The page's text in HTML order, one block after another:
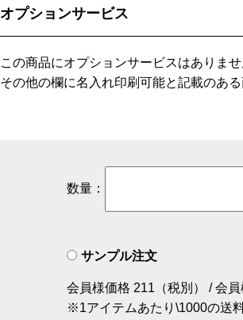
オプションサービス
この商品にオプションサービスはありませ
その他の欄に名入れ印刷可能と記載のあ
数量：
サンプル注文
会員様価格 211（税別） / 会員
※1アイテムあたり\1000の送